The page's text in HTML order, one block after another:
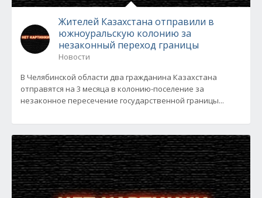
Жителей Казахстана отправили в
южноуральскую колонию за
незаконный переход границы
Новости
В Челябинской области два гражданина Казахстана
отправятся на 3 месяца в колонию-поселение за
незаконное пересечение государственной границы...